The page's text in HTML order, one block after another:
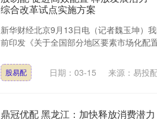
综合改革试点实施方案
新华财经北京9月13日电（记者魏玉坤）
前印发《关于全国部分地区要素市场化配
股易配 日期：03-15 来源：易投
鼎冠优配 黑龙江：加快释放消费潜